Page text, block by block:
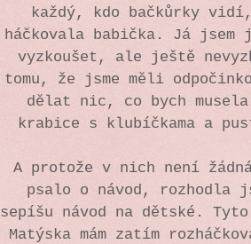
každý, kdo bačkůrky
háčkovala babička. Já
vyzkoušet, ale ještě
tomu, že jsme měli
dělat nic, co bych
krabice s klubíčkama a
A protože v nich není
psalo o návod, rozhodla
sepíšu návod na dětské.
Matýska mám zatím